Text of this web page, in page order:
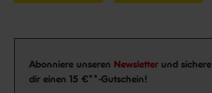
Newsletter Anmeldung
Abonniere unseren Newsletter und sichere
dir einen 15 €**-Gutschein!